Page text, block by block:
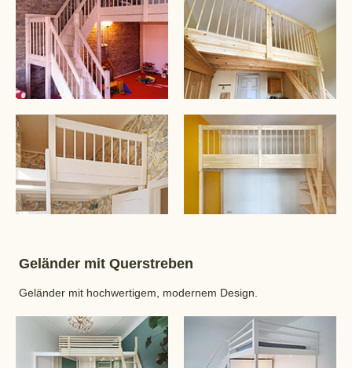
Geländer mit Querstreben
Geländer mit hochwertigem, modernem Design.